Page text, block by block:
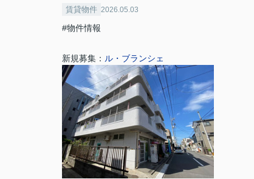
賃貸物件 2026.05.03
#物件情報
新規募集： ル・ブランシェ